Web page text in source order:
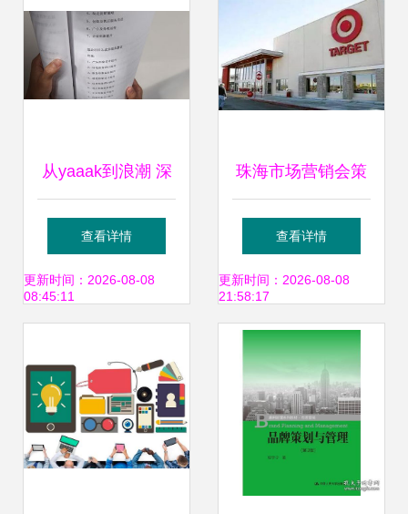
从yaaak到浪潮 深
圳策划与设计的市
场新势能
查看详情
更新时间：2026-08-08
08:45:11
珠海市场营销会策
划公司深度解析与
实践指南
查看详情
更新时间：2026-08-08
21:58:17